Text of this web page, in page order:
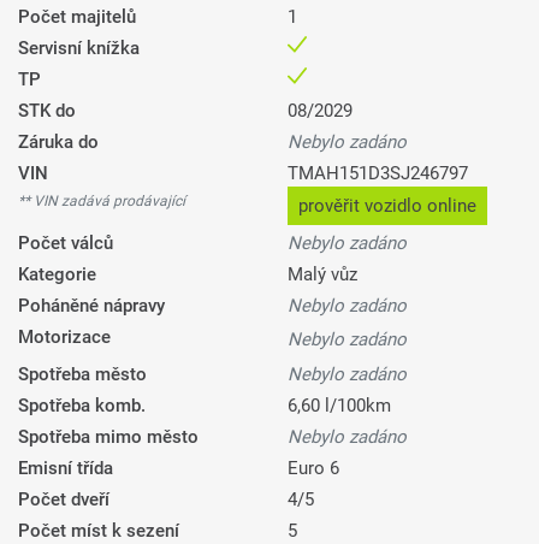
Počet majitelů
1
Servisní knížka
TP
STK do
08/2029
Záruka do
Nebylo zadáno
VIN
** VIN zadává prodávající
TMAH151D3SJ246797
prověřit vozidlo online
Počet válců
Nebylo zadáno
Kategorie
Malý vůz
Poháněné nápravy
Nebylo zadáno
Motorizace
Nebylo zadáno
Spotřeba město
Nebylo zadáno
Spotřeba komb.
6,60 l/100km
Spotřeba mimo město
Nebylo zadáno
Emisní třída
Euro 6
Počet dveří
4/5
Počet míst k sezení
5